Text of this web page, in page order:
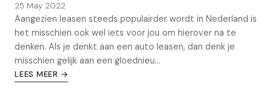
25 May 2022
Aangezien leasen steeds populairder wordt in Nederland is
het misschien ook wel iets voor jou om hierover na te
denken. Als je denkt aan een auto leasen, dan denk je
misschien gelijk aan een gloednieu...
LEES MEER →